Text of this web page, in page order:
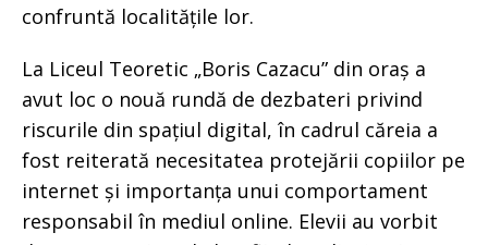
confruntă localitățile lor.
La Liceul Teoretic „Boris Cazacu” din oraș a
avut loc o nouă rundă de dezbateri privind
riscurile din spațiul digital, în cadrul căreia a
fost reiterată necesitatea protejării copiilor pe
internet și importanța unui comportament
responsabil în mediul online. Elevii au vorbit